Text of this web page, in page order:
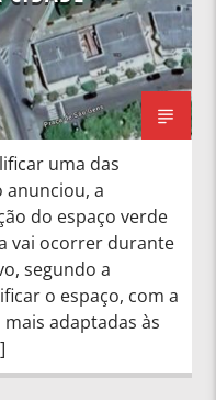
uma das
anunciou, a
do espaço verde
vai ocorrer durante
segundo a
o espaço, com a
adaptadas às